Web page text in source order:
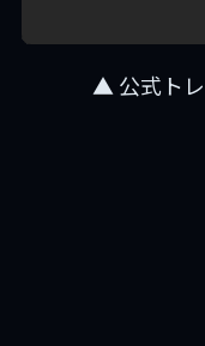
▲ 公式トレ